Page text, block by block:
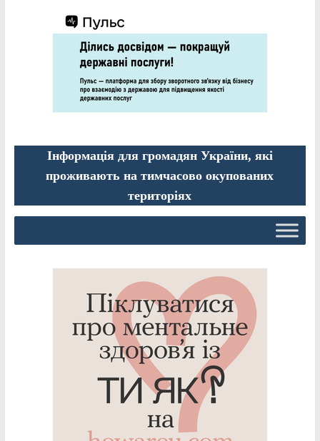
Інформація для громадян України, які
проживають на тимчасово окупованих
територіях